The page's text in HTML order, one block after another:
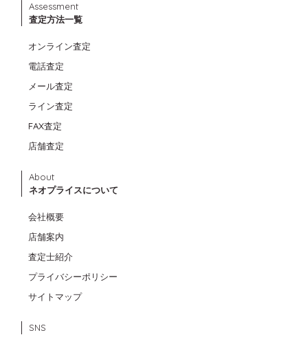
Assessment
査定方法一覧
オンライン査定
電話査定
メール査定
ライン査定
FAX査定
店舗査定
About
ネオプライスについて
会社概要
店舗案内
査定士紹介
プライバシーポリシー
サイトマップ
SNS